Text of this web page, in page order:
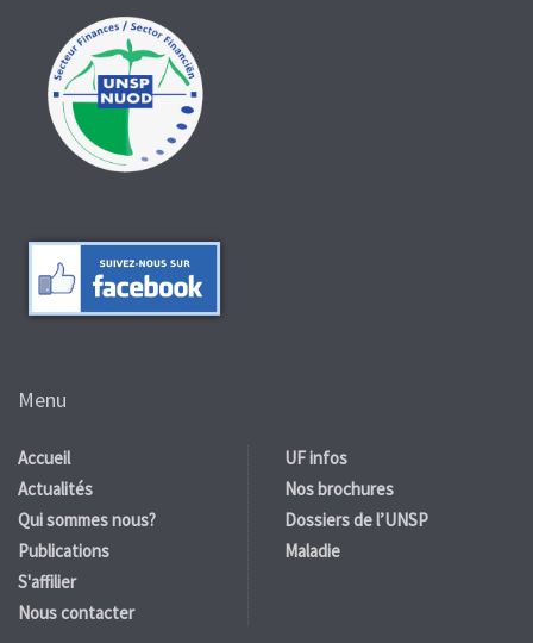
Menu
Accueil
Actualités
Qui sommes nous?
Publications
S'affilier
Nous contacter
UF infos
Nos brochures
Dossiers de l’UNSP
Maladie